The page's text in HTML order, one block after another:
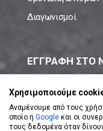
Διαγωνισμοί
ΕΓΓΡΑΦΗ ΣΤΟ
Χρησιμοποιούμε
Αναμένουμε από τους
οποίο η Google και οι
τους δεδομένα όταν